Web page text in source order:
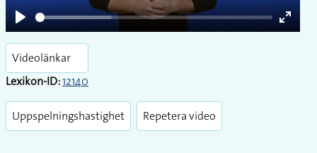
Play
Enter
Videolänkar
Lexikon-ID:12140
Uppspelningshastighet Repetera video